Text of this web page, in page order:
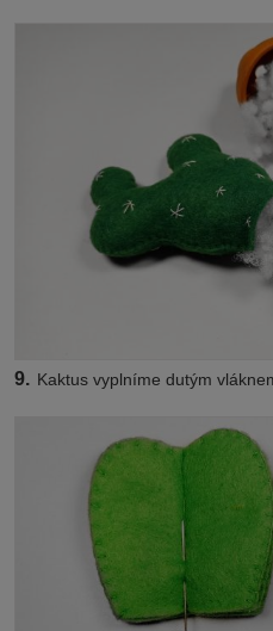
9. Kaktus vyplníme dutým